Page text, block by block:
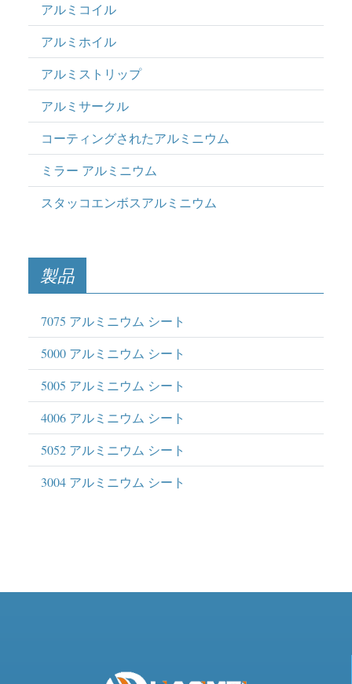
アルミコイル
アルミホイル
アルミストリップ
アルミサークル
コーティングされたアルミニウム
ミラー アルミニウム
スタッコエンボスアルミニウム
製品
7075 アルミニウム シート
5000 アルミニウム シート
5005 アルミニウム シート
4006 アルミニウム シート
5052 アルミニウム シート
3004 アルミニウム シート